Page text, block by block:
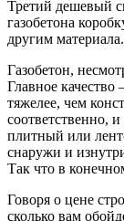
Третий дешевый
газобетона
другим материала.
Газобетон,
Главное
тяжелее, чем
соответственно,
плитный или
снаружи и
Так что в
Говоря о цене
сколько вам